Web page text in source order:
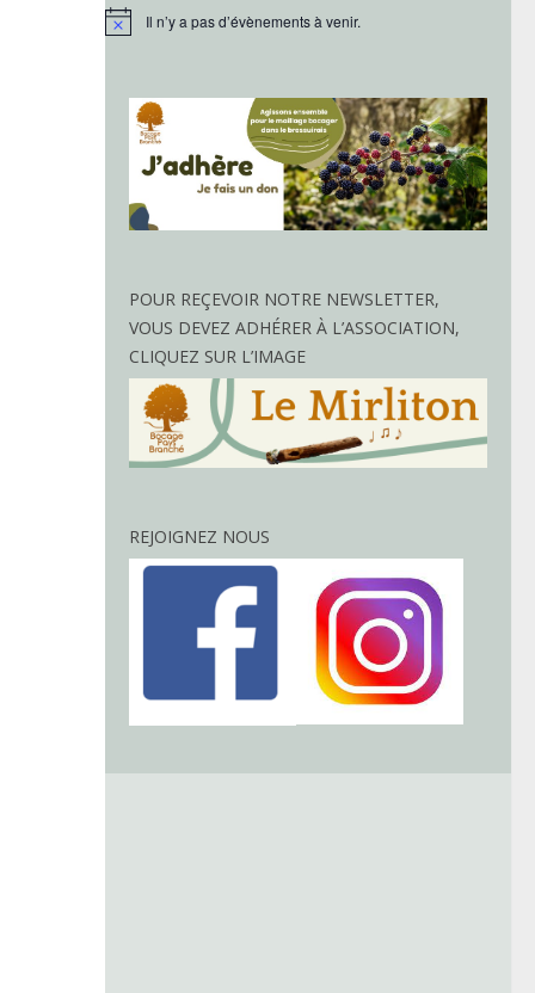
Notice Il n’y a pas d’évènements à venir.
POUR REÇEVOIR NOTRE NEWSLETTER,
VOUS DEVEZ ADHÉRER À L’ASSOCIATION,
CLIQUEZ SUR L’IMAGE
REJOIGNEZ NOUS